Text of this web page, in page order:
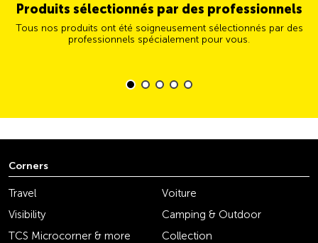
Produits sélectionnés par des professionnels
Tous nos produits ont été soigneusement sélectionnés par des
professionnels spécialement pour vous.
Corners
Travel
Voiture
Visibility
Camping & Outdoor
TCS Microcorner & more
Collection